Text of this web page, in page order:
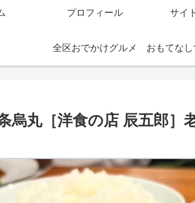
プロフィール サイ
全区おでかけグルメ
烏丸［洋食の店 辰五郎］